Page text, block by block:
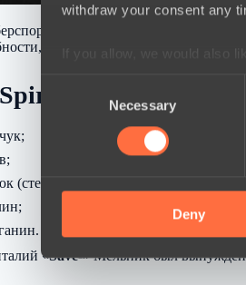
withdraw your consent any
If you allow, we would also
Identify your device
Find out more about how
information about your use
other information that
Selection
Necessary
Deny
организации, Магомед «
точная причина замены на
на PGL
(стендин);
«Save-» Мельник был